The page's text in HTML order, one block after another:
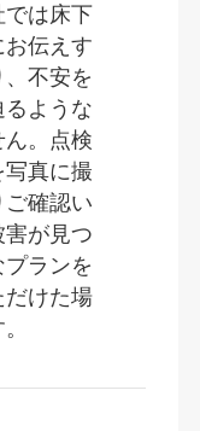
では床下
伝えす
不安を
ような
。点検
真に撮
ご確認い
が見つ
ランを
だけた場